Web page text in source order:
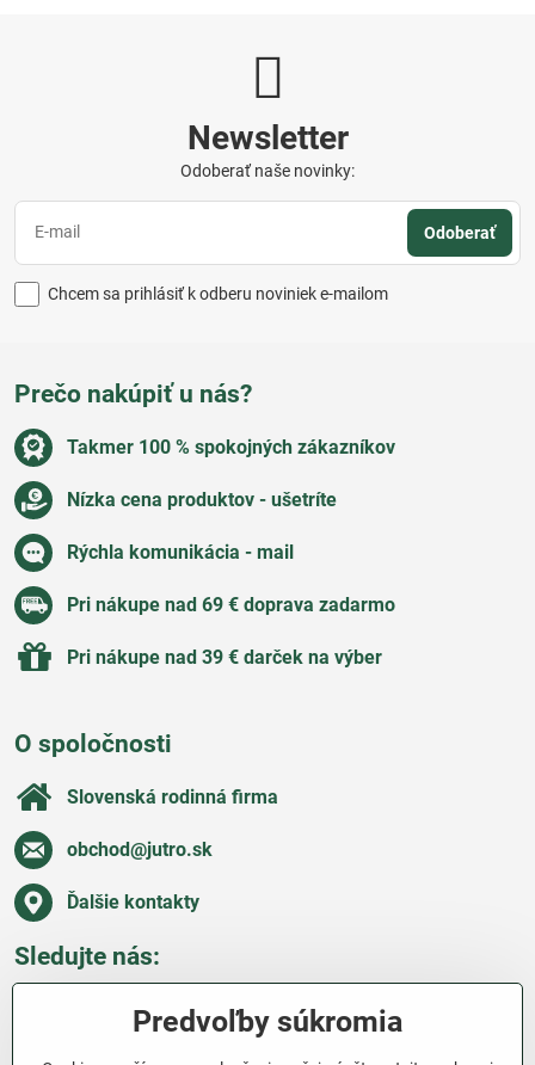
Newsletter
Odoberať naše novinky:
Odoberať
Chcem sa prihlásiť k odberu noviniek e-mailom
Prečo nakúpiť u nás?
Takmer 100 % spokojných zákazníkov
Nízka cena produktov - ušetríte
Rýchla komunikácia - mail
Pri nákupe nad 69 € doprava zadarmo
Pri nákupe nad 39 € darček na výber
O spoločnosti
Slovenská rodinná firma
obchod​@jutro​.sk
Ďalšie kontakty
Sledujte nás:
Predvoľby súkromia